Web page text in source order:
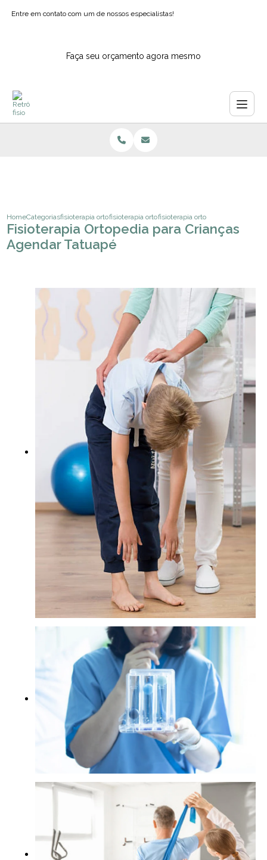
Entre em contato com um de nossos especialistas!
Faça seu orçamento agora mesmo
HomeCategoriasfisioterapia ortopedicafisioterapia ortopedia e traumatologia
fisioterapia ortopedia para
Fisioterapia Ortopedia para Crianças
Agendar Tatuapé